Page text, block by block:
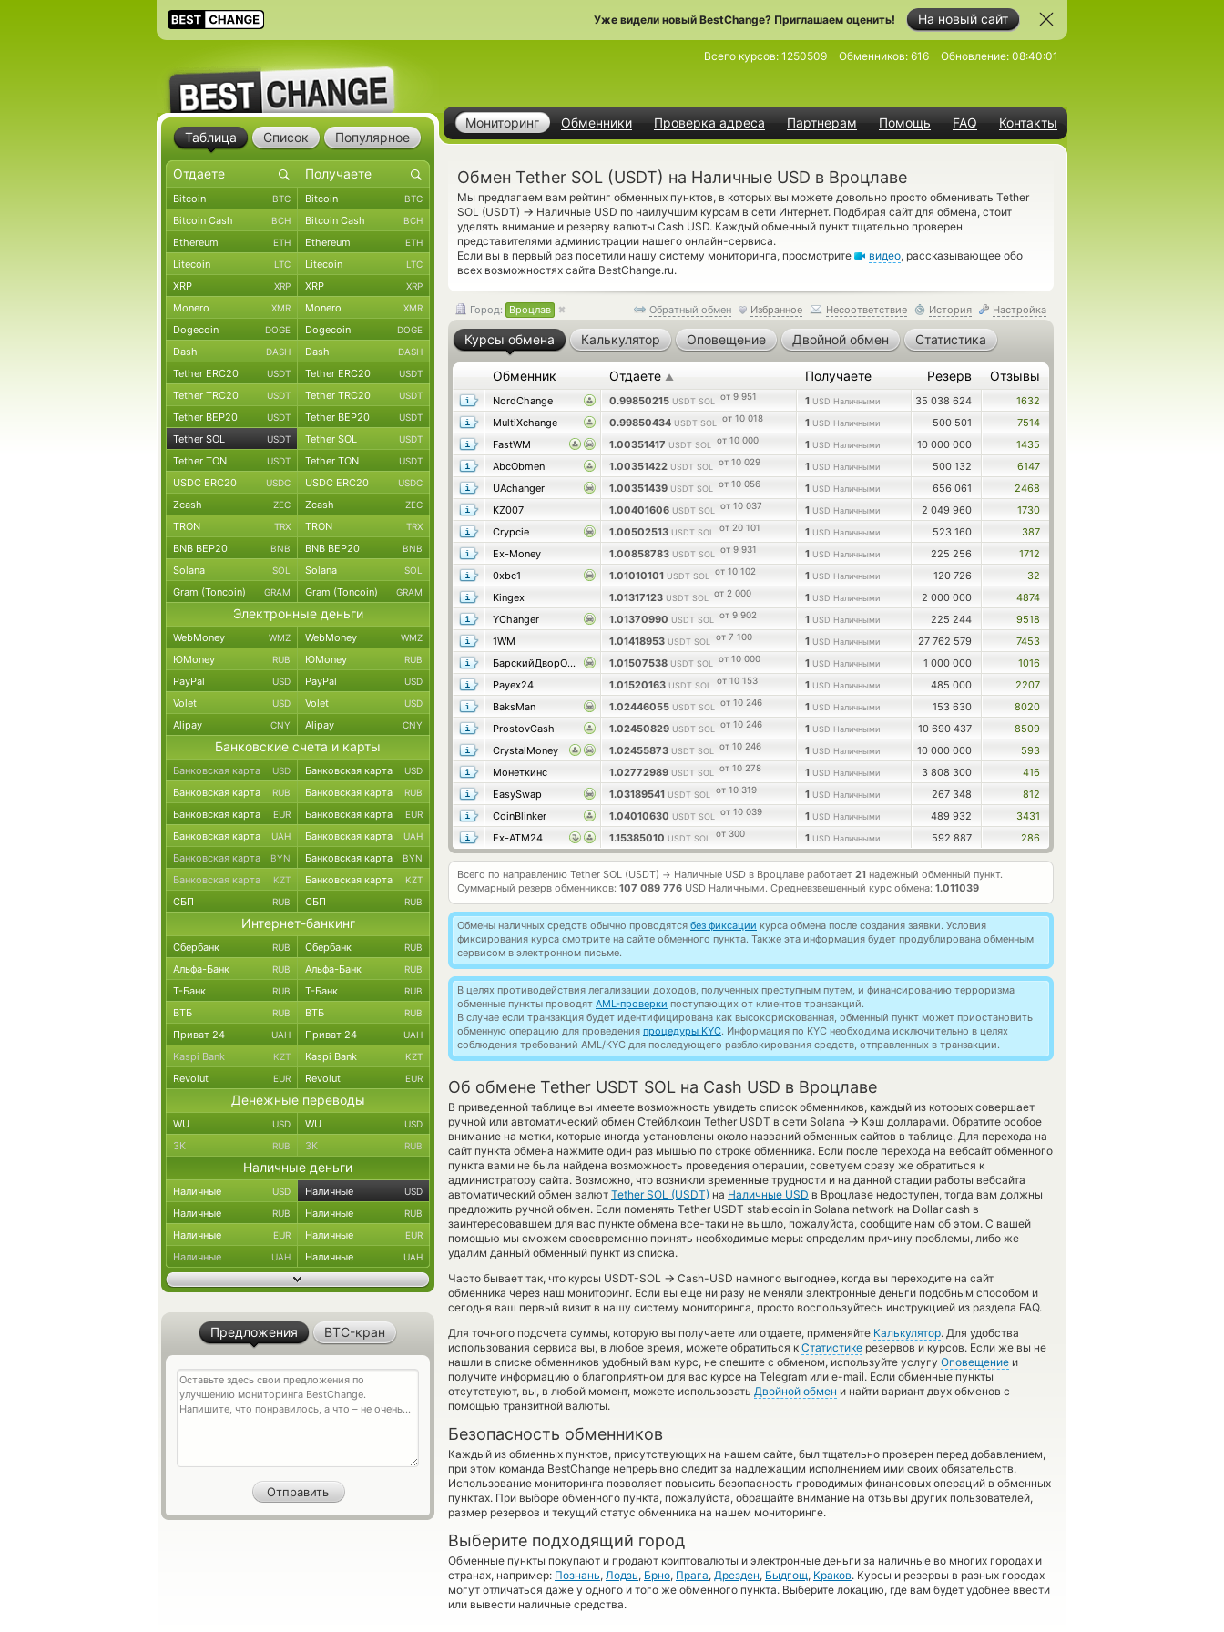
На новый сайт
Уже видели новый BestChange? Приглашаем оценить!
Мониторинг Обменники Проверка адреса Партнерам Помощь FAQ Контакты
Всего курсов: 1250509 Обменников: 616 Обновление: 08:40:01
Обмен Tether SOL (USDT) на Наличные USD в Вроцлаве
Мы предлагаем вам рейтинг обменных пунктов, в которых вы можете довольно просто обменивать Tether
SOL (USDT) → Наличные USD по наилучшим курсам в сети Интернет. Подбирая сайт для обмена, стоит
уделять внимание и резерву валюты Cash USD. Каждый обменный пункт тщательно проверен
представителями администрации нашего онлайн-сервиса.
Если вы в первый раз посетили нашу систему мониторинга, просмотрите
видео, рассказывающее обо
всех возможностях сайта BestChange.ru.
Обратный обмен Избранное Несоответствие История Настройка
Город: Вроцлав
Курсы обмена Калькулятор Оповещение Двойной обмен Статистика
Обменник Отдаете ▲ Получаете Резерв Отзывы
NordChange 0.99850215 USDT SOL от 9 951 1 USD Наличными 35 038 624
1632
MultiXchange
0.99850434 USDT SOL от 10 018 1 USD Наличными 500 501
7514
FastWM
1.00351417 USDT SOL от 10 000 1 USD Наличными 10 000 000
1435
AbcObmen
1.00351422 USDT SOL от 10 029 1 USD Наличными 500 132
6147
UAchanger
1.00351439 USDT SOL от 10 056 1 USD Наличными 656 061
2468
KZ007
1.00401606 USDT SOL от 10 037 1 USD Наличными 2 049 960
1730
Crypcie
1.00502513 USDT SOL от 20 101 1 USD Наличными 523 160
387
Ex-Money
1.00858783 USDT SOL от 9 931 1 USD Наличными 225 256
1712
0xbc1
1.01010101 USDT SOL от 10 102 1 USD Наличными 120 726
32
Kingex
1.01317123 USDT SOL от 2 000 1 USD Наличными 2 000 000
4874
YChanger
1.01370990 USDT SOL от 9 902 1 USD Наличными 225 244
9518
1WM
1.01418953 USDT SOL от 7 100 1 USD Наличными 27 762 579
7453
БарскийДворОбмен
1.01507538 USDT SOL от 10 000 1 USD Наличными 1 000 000
1016
Payex24
1.01520163 USDT SOL от 10 153 1 USD Наличными 485 000
2207
BaksMan
1.02446055 USDT SOL от 10 246 1 USD Наличными 153 630
8020
ProstovCash
1.02450829 USDT SOL от 10 246 1 USD Наличными 10 690 437
8509
CrystalMoney
1.02455873 USDT SOL от 10 246 1 USD Наличными 10 000 000
593
Монеткинс
1.02772989 USDT SOL от 10 278 1 USD Наличными 3 808 300
416
EasySwap
1.03189541 USDT SOL от 10 319 1 USD Наличными 267 348
812
CoinBlinker
1.04010630 USDT SOL от 10 039 1 USD Наличными 489 932
3431
Ex-ATM24
1.15385010 USDT SOL от 300 1 USD Наличными 592 887 286
Всего по направлению Tether SOL (USDT) → Наличные USD в Вроцлаве работает 21 надежный обменный пункт.
Суммарный резерв обменников: 107 089 776 USD Наличными. Средневзвешенный курс обмена: 1.011039
Обмены наличных средств обычно проводятся без фиксации курса обмена после создания заявки. Условия
фиксирования курса смотрите на сайте обменного пункта. Также эта информация будет продублирована обменным
сервисом в электронном письме.
В целях противодействия легализации доходов, полученных преступным путем, и финансированию терроризма
обменные пункты проводят AML-проверки поступающих от клиентов транзакций.
В случае если транзакция будет идентифицирована как высокорискованная, обменный пункт может приостановить
обменную операцию для проведения процедуры KYC. Информация по KYC необходима исключительно в целях
соблюдения требований AML/KYC для последующего разблокирования средств, отправленных в транзакции.
Об обмене Tether USDT SOL на Cash USD в Вроцлаве
В приведенной таблице вы имеете возможность увидеть список обменников, каждый из которых совершает
ручной или автоматический обмен Стейблкоин Tether USDT в сети Solana → Кэш долларами. Обратите особое
внимание на метки, которые иногда установлены около названий обменных сайтов в таблице. Для перехода на
сайт пункта обмена нажмите один раз мышью по строке обменника. Если после перехода на вебсайт обменного
пункта вами не была найдена возможность проведения операции, советуем сразу же обратиться к
администратору сайта. Возможно, что возникли временные трудности и на данной стадии работы вебсайта
автоматический обмен валют Tether SOL (USDT) на Наличные USD в Вроцлаве недоступен, тогда вам должны
предложить ручной обмен. Если поменять Tether USDT stablecoin in Solana network на Dollar cash в
заинтересовавшем для вас пункте обмена все-таки не вышло, пожалуйста, сообщите нам об этом. С вашей
помощью мы сможем своевременно принять необходимые меры: определим причину проблемы, либо же
удалим данный обменный пункт из списка.
Часто бывает так, что курсы USDT-SOL → Cash-USD намного выгоднее, когда вы переходите на сайт
обменника через наш мониторинг. Если вы еще ни разу не меняли электронные деньги подобным способом и
сегодня ваш первый визит в нашу систему мониторинга, просто воспользуйтесь инструкцией из раздела FAQ.
Для точного подсчета суммы, которую вы получаете или отдаете, применяйте Калькулятор. Для удобства
использования сервиса вы, в любое время, можете обратиться к Статистике резервов и курсов. Если же вы не
нашли в списке обменников удобный вам курс, не спешите с обменом, используйте услугу Оповещение и
получите информацию о благоприятном для вас курсе на Telegram или e-mail. Если обменные пункты
отсутствуют, вы, в любой момент, можете использовать Двойной обмен и найти вариант двух обменов с
помощью транзитной валюты.
Безопасность обменников
Каждый из обменных пунктов, присутствующих на нашем сайте, был тщательно проверен перед добавлением,
при этом команда BestChange непрерывно следит за надлежащим исполнением ими своих обязательств.
Использование мониторинга позволяет повысить безопасность проводимых финансовых операций в обменных
пунктах. При выборе обменного пункта, пожалуйста, обращайте внимание на отзывы других пользователей,
размер резервов и текущий статус обменника на нашем мониторинге.
Выберите подходящий город
Обменные пункты покупают и продают криптовалюты и электронные деньги за наличные во многих городах и
странах, например: Познань, Лодзь, Брно, Прага, Дрезден, Быдгощ, Краков. Курсы и резервы в разных городах
могут отличаться даже у одного и того же обменного пункта. Выберите локацию, где вам будет удобнее ввести
или вывести наличные средства.
Таблица Список Популярное
Bitcoin BTC Bitcoin BTC
Bitcoin Cash BCH Bitcoin Cash BCH
Ethereum ETH Ethereum ETH
Litecoin LTC Litecoin LTC
XRP XRP XRP XRP
Monero XMR Monero XMR
Dogecoin DOGE Dogecoin DOGE
Dash DASH Dash DASH
Tether ERC20 USDT Tether ERC20 USDT
Tether TRC20 USDT Tether TRC20 USDT
Tether BEP20 USDT Tether BEP20 USDT
Tether SOL USDT Tether SOL USDT
Tether TON USDT Tether TON USDT
USDC ERC20 USDC USDC ERC20 USDC
Zcash ZEC Zcash ZEC
TRON TRX TRON TRX
BNB BEP20 BNB BNB BEP20 BNB
Solana SOL Solana SOL
Gram (Toncoin) GRAM Gram (Toncoin) GRAM
Электронные деньги
WebMoney WMZ WebMoney WMZ
ЮMoney RUB ЮMoney RUB
PayPal USD PayPal USD
Volet USD Volet USD
Alipay CNY Alipay CNY
Банковские счета и карты
Банковская карта USD Банковская карта USD
Банковская карта RUB Банковская карта RUB
Банковская карта EUR Банковская карта EUR
Банковская карта UAH Банковская карта UAH
Банковская карта BYN Банковская карта BYN
Банковская карта KZT Банковская карта KZT
СБП RUB СБП RUB
Интернет-банкинг
Сбербанк RUB Сбербанк RUB
Альфа-Банк RUB Альфа-Банк RUB
Т-Банк RUB Т-Банк RUB
ВТБ RUB ВТБ RUB
Приват 24 UAH Приват 24 UAH
Kaspi Bank KZT Kaspi Bank KZT
Revolut EUR Revolut EUR
Денежные переводы
WU USD WU USD
ЗК RUB ЗК RUB
Наличные деньги
Наличные USD Наличные USD
Наличные RUB Наличные RUB
Наличные EUR Наличные EUR
Наличные UAH Наличные UAH
Предложения BTC-кран